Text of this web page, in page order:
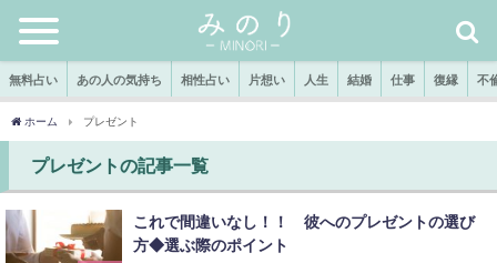
無料占い あの人の気持ち 相性占い 片想い 人生 結婚 仕事 復縁 不
ホーム プレゼント
プレゼントの記事一覧
これで間違いなし！！ 彼へのプレゼントの選び
方◆選ぶ際のポイント